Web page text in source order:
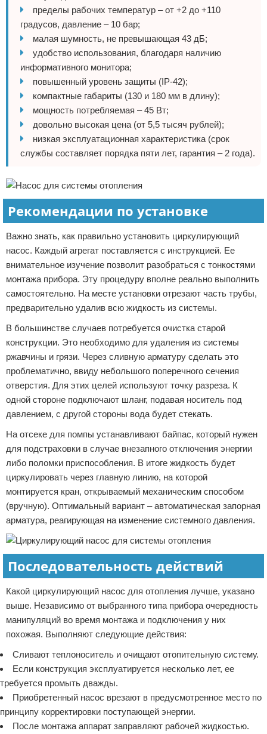
пределы рабочих температур – от +2 до +110
градусов, давление – 10 бар;
малая шумность, не превышающая 43 дБ;
удобство использования, благодаря наличию
информативного монитора;
повышенный уровень защиты (IP-42);
компактные габариты (130 и 180 мм в длину);
мощность потребляемая – 45 Вт;
довольно высокая цена (от 5,5 тысяч рублей);
низкая эксплуатационная характеристика (срок
службы составляет порядка пяти лет, гарантия – 2 года).
Рекомендации по установке
Важно знать, как правильно установить циркулирующий
насос. Каждый агрегат поставляется с инструкцией. Ее
внимательное изучение позволит разобраться с тонкостями
монтажа прибора. Эту процедуру вполне реально выполнить
самостоятельно. На месте установки отрезают часть трубы,
предварительно удалив всю жидкость из системы.
В большинстве случаев потребуется очистка старой
конструкции. Это необходимо для удаления из системы
ржавчины и грязи. Через сливную арматуру сделать это
проблематично, ввиду небольшого поперечного сечения
отверстия. Для этих целей используют точку разреза. К
одной стороне подключают шланг, подавая носитель под
давлением, с другой стороны вода будет стекать.
На отсеке для помпы устанавливают байпас, который нужен
для подстраховки в случае внезапного отключения энергии
либо поломки приспособления. В итоге жидкость будет
циркулировать через главную линию, на которой
монтируется кран, открываемый механическим способом
(вручную). Оптимальный вариант – автоматическая запорная
арматура, реагирующая на изменение системного давления.
Последовательность действий
Какой циркулирующий насос для отопления лучше, указано
выше. Независимо от выбранного типа прибора очередность
манипуляций во время монтажа и подключения у них
похожая. Выполняют следующие действия:
Сливают теплоноситель и очищают отопительную систему.
Если конструкция эксплуатируется несколько лет, ее
требуется промыть дважды.
Приобретенный насос врезают в предусмотренное место по
принципу корректировки поступающей энергии.
После монтажа аппарат заправляют рабочей жидкостью.